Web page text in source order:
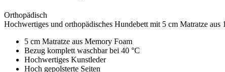
Orthopädisch
Hochwertiges und orthopädisches Hundebett mit 5 cm Matratze
5 cm Matratze aus Memory Foam
Bezug komplett waschbar bei 40 °C
Hochwertiges Kunstleder
Hoch gepolsterte Seiten